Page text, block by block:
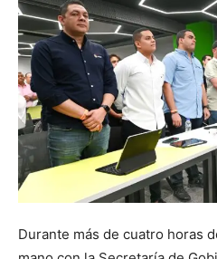
Durante más de cuatro horas